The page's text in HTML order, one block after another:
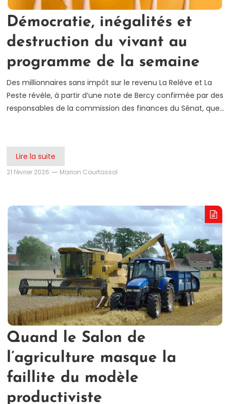
Démocratie, inégalités et
destruction du vivant au
programme de la semaine
Des millionnaires sans impôt sur le revenu La Relève et La
Peste révèle, à partir d’une note de Bercy confirmée par des
responsables de la commission des finances du Sénat, que…
Lire la suite
21 février 2026 Marion Courtassol
Quand le Salon de
l’agriculture masque la
faillite du modèle
productiviste